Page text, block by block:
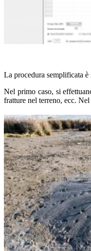
La procedura semplificata
Nel primo caso, si
fratture nel terreno, ecc.